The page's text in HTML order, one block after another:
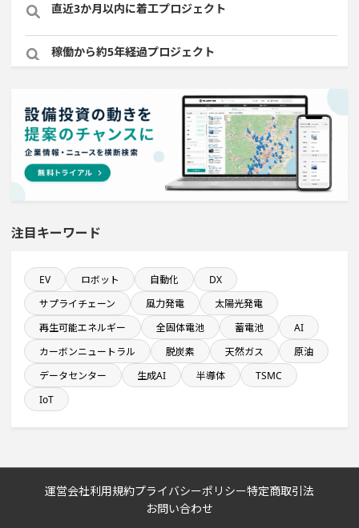
直近3か月以内に着工プロジェクト
稼働から約5年経過プロジェクト
1000億円以上投資する設備新設計画
売上高が100億円以上の企業一覧
新規雇用者数100名以上プロジェクト
直近3か月以内に着手する設備新設計画
年間研究開発費が100億円以上の企業一覧
来月着工プロジェクト
純利益が10億円以上の企業一覧
九州地方で投資額10億円以上プロジェクト
医薬品工場のプロジェクト
注目キーワード
EV ロボット 自動化
DX
サプライチェーン
風力発電
太陽光発電
再生可能エネルギー
全固体電池 蓄電池
AI
カーボンニュートラル
脱炭素 天然ガス
原油
データセンター
生成AI 半導体
TSMC
IoT
運営会社利用規約プライバシーポリシー特定商取引法
お問い合わせ